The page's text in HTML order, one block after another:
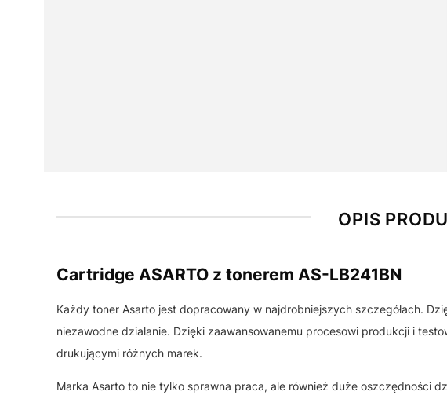
OPIS
Cartridge ASARTO z tonerem AS-LB241BN
Każdy toner Asarto jest dopracowany w najdrobniejszych szczegółach.
niezawodne działanie. Dzięki zaawansowanemu procesowi produkcji i
drukującymi różnych marek.
Marka Asarto to nie tylko sprawna praca, ale również duże oszczędności